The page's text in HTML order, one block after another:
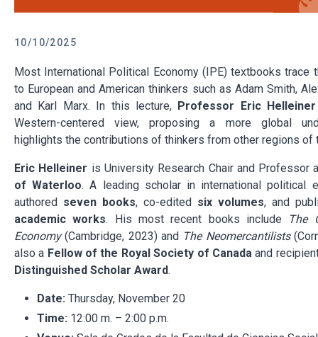
10/10/2025
Most International Political Economy (IPE) textbooks trace
to European and American thinkers such as Adam Smith,
and Karl Marx. In this lecture, Professor Eric Helleiner
Western-centered view, proposing a more global
highlights the contributions of thinkers from other regions of
Eric Helleiner is University Research Chair and Professor
of Waterloo. A leading scholar in international political
authored seven books, co-edited six volumes, and
academic works. His most recent books include
The
Economy(Cambridge, 2023) and The Neomercantilists
also a Fellow of the Royal Society of Canadaand
Distinguished Scholar Award.
Date: Thursday, November 20
Time: 12:00 m. – 2:00 p.m.